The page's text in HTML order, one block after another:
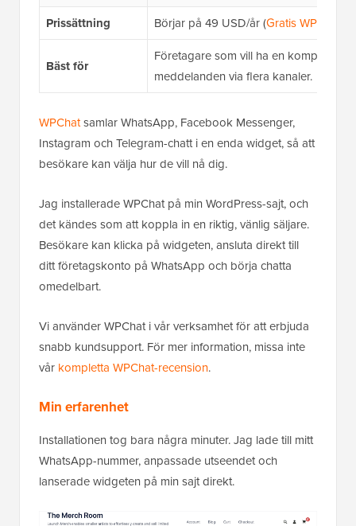
Prissättning
Börjar på 49 USD/år (Gratis WPChat-
Bäst för
Företagare som vill ha en komplett
meddelanden via flera kanaler.
WPChatsamlar WhatsApp, Facebook Messenger,
Instagram och Telegram-chatt i en enda widget, så att
besökare kan välja hur de vill nå dig.
Jag installerade WPChat på min WordPress-sajt, och
det kändes som att koppla in en riktig, vänlig säljare.
Besökare kan klicka på widgeten, ansluta direkt till
ditt företagskonto på WhatsApp och börja chatta
omedelbart.
Vi använder WPChat i vår verksamhet för att erbjuda
snabb kundsupport. För mer information, missa inte
vår kompletta WPChat-recension.
Min erfarenhet
Installationen tog bara några minuter. Jag lade till mitt
WhatsApp-nummer, anpassade utseendet och
lanserade widgeten på min sajt direkt.